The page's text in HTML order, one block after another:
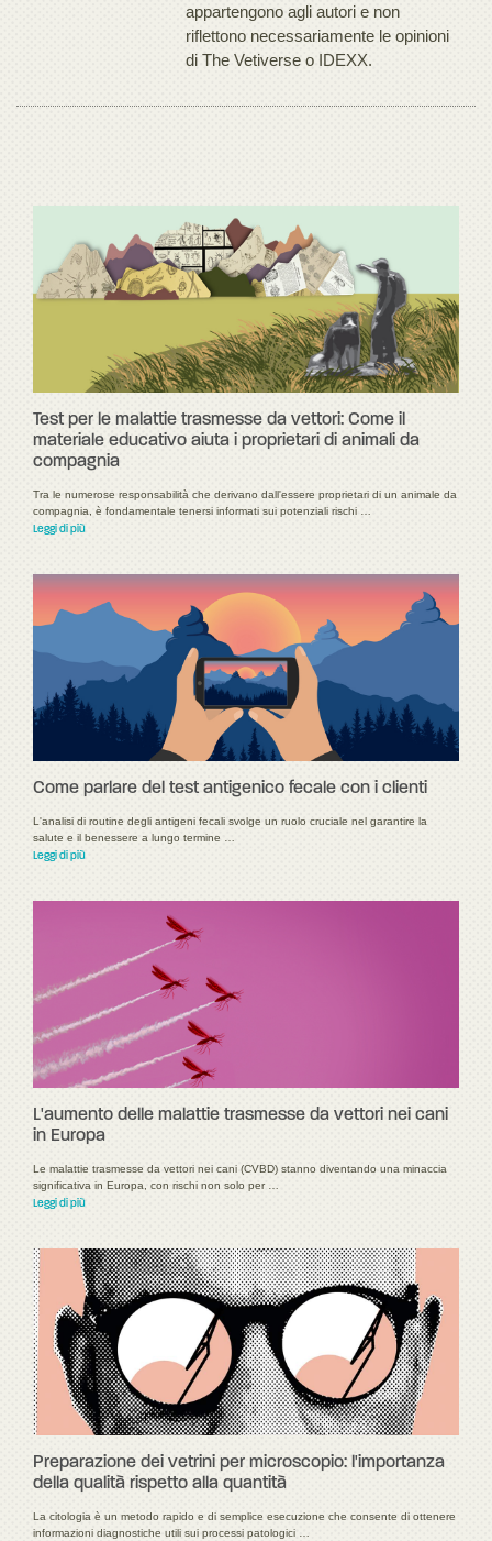
appartengono agli autori e non
riflettono necessariamente le opinioni
di The Vetiverse o IDEXX.
Test per le malattie trasmesse da vettori: Come il
materiale educativo aiuta i proprietari di animali da
compagnia
Tra le numerose responsabilità che derivano dall'essere proprietari di un animale da
compagnia, è fondamentale tenersi informati sui potenziali rischi …
Leggi di più
Come parlare del test antigenico fecale con i clienti
L'analisi di routine degli antigeni fecali svolge un ruolo cruciale nel garantire la
salute e il benessere a lungo termine …
Leggi di più
L'aumento delle malattie trasmesse da vettori nei cani
in Europa
Le malattie trasmesse da vettori nei cani (CVBD) stanno diventando una minaccia
significativa in Europa, con rischi non solo per …
Leggi di più
Preparazione dei vetrini per microscopio: l'importanza
della qualità rispetto alla quantità
La citologia è un metodo rapido e di semplice esecuzione che consente di ottenere
informazioni diagnostiche utili sui processi patologici …